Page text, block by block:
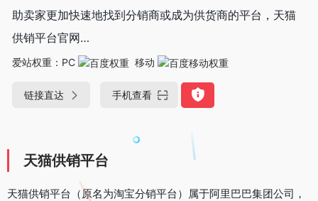
助卖家更加快速地找到分销商或成为供货商的平台，天猫
供销平台官网…
爱站权重： PC 移动
链接直达 手机查看
天猫供销平台
天猫供销平台（原名为淘宝分销平台）属于阿里巴巴集团公司，